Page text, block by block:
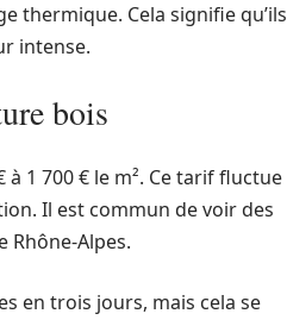
thermique. Cela signifie qu’ils
intense.
bois
1 700 € le m². Ce tarif fluctue
Il est commun de voir des
Rhône-Alpes.
en trois jours, mais cela se